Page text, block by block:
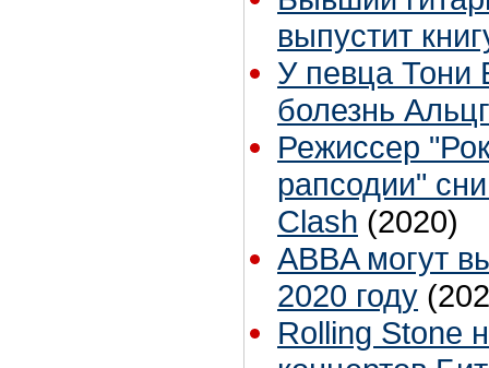
выпустит
У певца Тони
болезнь
Режиссер
рапсодии"
Clash (2020)
ABBA могут
2020 году
Rolling Stone